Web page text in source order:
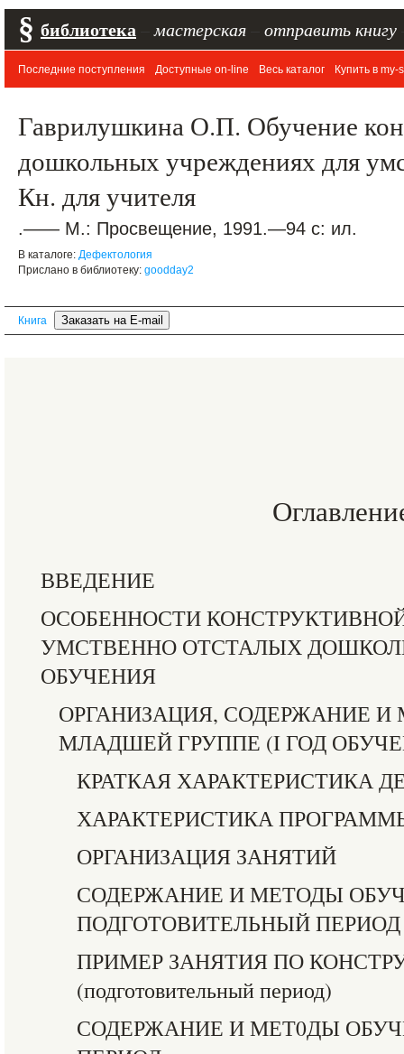
§ библиотека мастерская отправить книгу
Последние поступления Доступные on-line Весь каталог Купить в my-
Гаврилушкина О.П. Обучение
дошкольных учреждениях для
Кн. для учителя
.—— М.: Просвещение, 1991.—94 с: ил.
В каталоге: Дефектология
Прислано в библиотеку: goodday2
Книга
ВВЕДЕНИЕ
ОСОБЕННОСТИ
УМСТВЕННО ОТСТАЛЫХ
ОБУЧЕНИЯ
ОРГАНИЗАЦИЯ, СОДЕРЖАНИЕ
МЛАДШЕЙ ГРУППЕ (I ГОД
КРАТКАЯ ХАРАКТЕРИСТИКА
ХАРАКТЕРИСТИКА
ОРГАНИЗАЦИЯ ЗАНЯТИЙ
СОДЕРЖАНИЕ И МЕТОДЫ
ПОДГОТОВИТЕЛЬНЫЙ ПЕРИОД
ПРИМЕР ЗАНЯТИЯ ПО
(подготовительный период)
СОДЕРЖАНИЕ И МЕТ0ДЫ